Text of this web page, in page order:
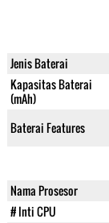
Jenis Baterai
Kapasitas Baterai
(mAh)
Baterai Features
Nama Prosesor
# Inti CPU